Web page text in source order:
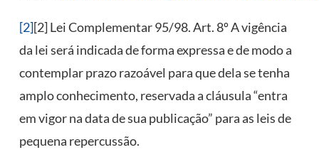
[2][2] Lei Complementar 95/98. Art. 8º A vigência
da lei será indicada de forma expressa e de modo a
contemplar prazo razoável para que dela se tenha
amplo conhecimento, reservada a cláusula “entra
em vigor na data de sua publicação” para as leis de
pequena repercussão.